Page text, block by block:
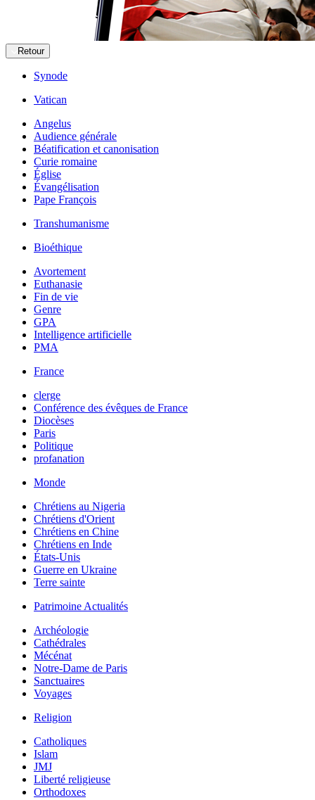
Retour
Synode
Vatican
Angelus
Audience générale
Béatification et canonisation
Curie romaine
Église
Évangélisation
Pape François
Transhumanisme
Bioéthique
Avortement
Euthanasie
Fin de vie
Genre
GPA
Intelligence artificielle
PMA
France
clerge
Conférence des évêques de France
Diocèses
Paris
Politique
profanation
Monde
Chrétiens au Nigeria
Chrétiens d'Orient
Chrétiens en Chine
Chrétiens en Inde
États-Unis
Guerre en Ukraine
Terre sainte
Patrimoine Actualités
Archéologie
Cathédrales
Mécénat
Notre-Dame de Paris
Sanctuaires
Voyages
Religion
Catholiques
Islam
JMJ
Liberté religieuse
Orthodoxes